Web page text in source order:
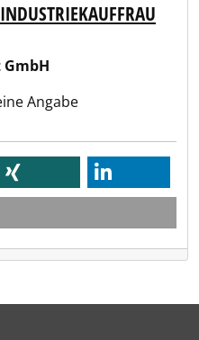
Angabe